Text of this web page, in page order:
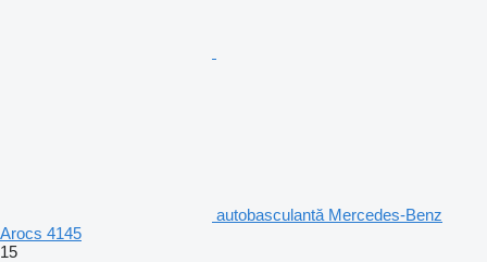
autobasculantă Mercedes-Benz
Arocs 4145
15